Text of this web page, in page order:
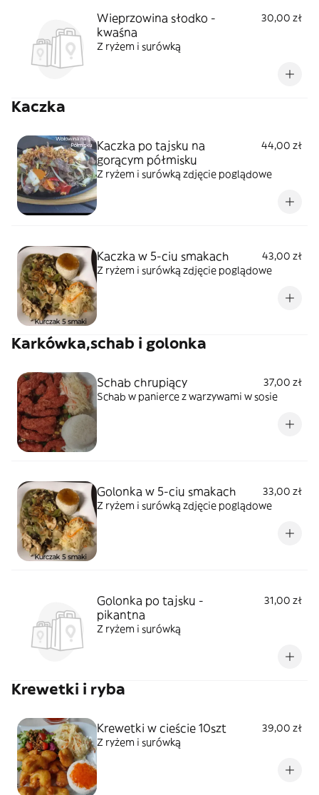
Wieprzowina słodko -
kwaśna
30,00 zł
Z ryżem i surówką
Kaczka
Kaczka po tajsku na
gorącym półmisku
44,00 zł
Z ryżem i surówką zdjęcie poglądowe
Kaczka w 5-ciu smakach
43,00 zł
Z ryżem i surówką zdjęcie poglądowe
Karkówka,schab i golonka
Schab chrupiący
37,00 zł
Schab w panierce z warzywami w sosie
Golonka w 5-ciu smakach
33,00 zł
Z ryżem i surówką zdjęcie poglądowe
Golonka po tajsku -
pikantna
31,00 zł
Z ryżem i surówką
Krewetki i ryba
Krewetki w cieście 10szt
39,00 zł
Z ryżem i surówką